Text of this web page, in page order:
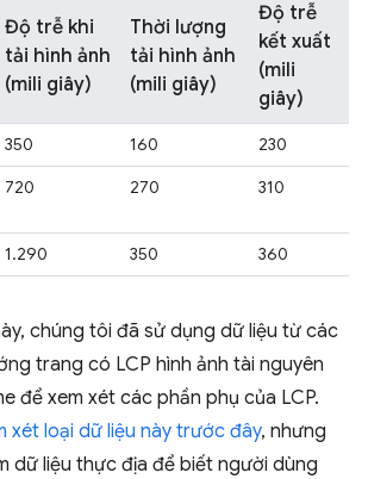
Độ trễ khi
tải hình ảnh
(mili giây)
Thời lượng
tải hình ảnh
(mili giây)
Độ trễ
kết xuất
(mili
giây)
350 160
230
720 270 310
1.290 350 360
chúng tôi đã sử dụng dữ liệu từ các
trang có LCP hình ảnh tài nguyên
để xem xét các phần phụ của LCP.
xét loại dữ liệu này trước đây, nhưng
dữ liệu thực địa để biết người dùng